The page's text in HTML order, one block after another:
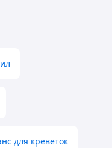
для креветок